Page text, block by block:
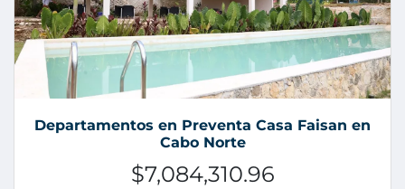
Departamentos en Preventa Casa Faisan en
Cabo Norte
$7,084,310.96